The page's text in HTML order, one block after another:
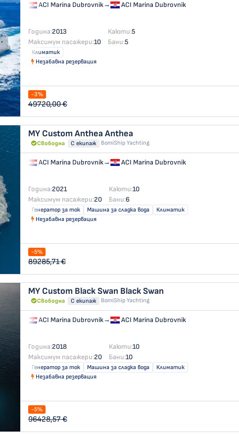
ACI Marina Dubrovnik→ ACI Marina Dubrovnik
Година:2013 Каюти:5
Максимум пасажери:10 Бани:5
Климатик
Незабавна резервация
-3%
49720,00 €
MY Custom Anthea Anthea
Свободна С екипаж BomiShip Yachting
ACI Marina Dubrovnik→ ACI Marina Dubrovnik
Година:2021 Каюти:10
Максимум пасажери:20 Бани:6
Генератор за ток Машина за сладка вода
Климатик
Незабавна резервация
-5%
89285,71 €
MY Custom Black Swan Black Swan
Свободна С екипаж BomiShip Yachting
ACI Marina Dubrovnik→ ACI Marina Dubrovnik
Година:2018 Каюти:10
Максимум пасажери:20 Бани:10
Генератор за ток Машина за сладка вода
Климатик
Незабавна резервация
-5%
96428,57 €